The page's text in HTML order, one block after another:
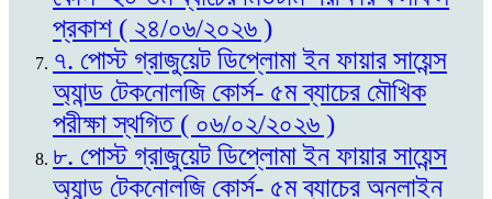
প্রকাশ ( ২৪/০৬/২০২৬ )
৭. পোস্ট গ্রাজুয়েট ডিপ্লোমা ইন ফায়ার সায়েন্স
অ্যান্ড টেকনোলজি কোর্স- ৫ম ব্যাচের মৌখিক
পরীক্ষা স্থগিত ( ০৬/০২/২০২৬ )
৮. পোস্ট গ্রাজুয়েট ডিপ্লোমা ইন ফায়ার সায়েন্স
অ্যান্ড টেকনোলজি কোর্স- ৫ম ব্যাচের অনলাইন